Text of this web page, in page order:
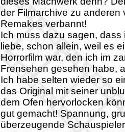
der Filmarchive zu
Remakes verbannt!
Ich muss dazu sagen,
liebe, schon allein, weil es
Horrorfilm war, den ich im
Frensehen gesehen habe,
Ich habe selten wieder so
das Original mit seiner
dem Ofen hervorlocken
gut gemacht! Spannung,
überzeugende